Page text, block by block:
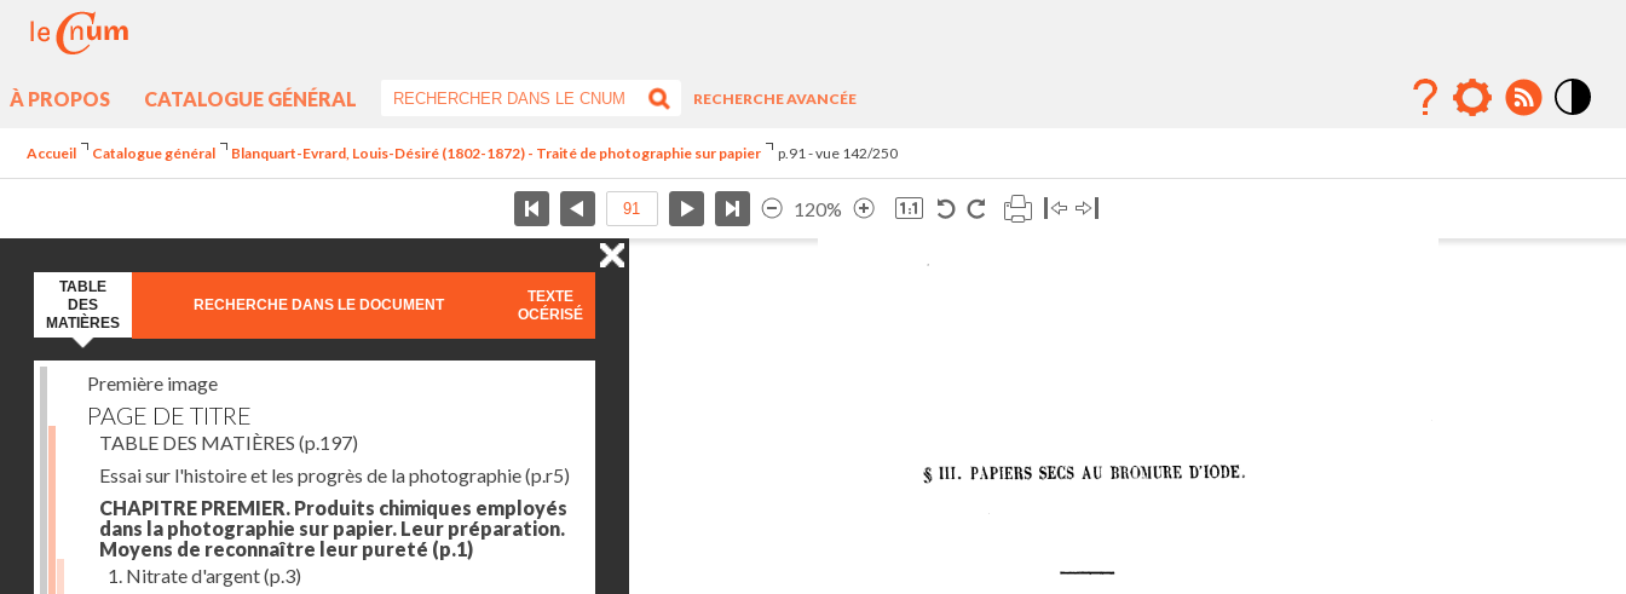
À PROPOS CATALOGUE GÉNÉRAL
RECHERCHE AVANCÉE
Accueil Catalogue général Blanquart-Evrard, Louis-Désiré (1802-1872) - Traité de photographie sur papier p.91 - vue 142/250
120%
TABLE
DES
MATIÈRES
RECHERCHE DANS LE DOCUMENT
TEXTE
OCÉRISÉ
Première image
PAGE DE TITRE
TABLE DES MATIÈRES (p.197)
Essai sur l'histoire et les progrès de la photographie(p.r5)
CHAPITRE PREMIER. Produits chimiques employés
dans la photographie sur papier. Leur préparation.
Moyens de reconnaître leur pureté (p.1)
1. Nitrate d'argent(p.3)